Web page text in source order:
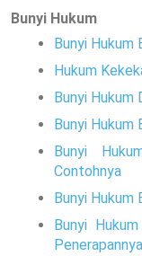
Bunyi Hukum
Bunyi Hukum
Hukum
Bunyi Hukum
Bunyi Hukum
Bunyi
Contohnya
Bunyi Hukum
Bunyi
Penerapannya